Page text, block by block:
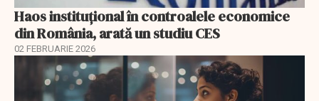
Haos instituțional în controalele economice
din România, arată un studiu CES
02 FEBRUARIE 2026